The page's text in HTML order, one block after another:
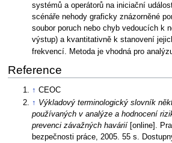
systémů a operátorů na iniciační
scénáře nehody graficky znázorněné
soubor poruch nebo chyb vedoucích k
výstup) a kvantitativně k stanovení
frekvencí. Metoda je vhodná pro
Reference
↑ CEOC
↑ Výkladový terminologický slovník
používaných v analýze a hodnocení
prevenci závažných havárií[online].
bezpečnosti práce, 2005. 55 s.